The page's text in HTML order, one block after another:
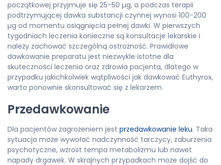
początkowej przyjmuje się 25-50 µg, a podczas terapii
podtrzymującej dawka substancji czynnej wynosi 100-200
µg od momentu osiągnięcia pełnej dawki. W pierwszych
tygodniach leczenia konieczne są konsultacje lekarskie i
należy zachować szczególną ostrożność. Prawidłowe
dawkowanie preparatu jest niezwykle istotne dla
skuteczności leczenia oraz zdrowia pacjenta, dlatego w
przypadku jakichkolwiek wątpliwości jak dawkować Euthyrox,
warto ponownie skonsultować się z lekarzem.
Przedawkowanie
Dla pacjentów zagrożeniem jest przedawkowanie leku. Taka
sytuacja może wywołać nadczynność tarczycy, zaburzenia
psychotyczne, wzrost tempa metabolizmu lub nawet
napady drgawek. W skrajnych przypadkach może dojść do